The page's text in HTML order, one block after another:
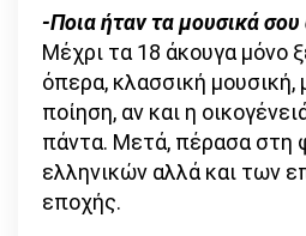
-Ποια ήταν τα μουσικά
Μέχρι τα 18 άκουγα μόνο
όπερα, κλασσική μουσική,
ποίηση, αν και η
πάντα. Μετά, πέρασα στη
ελληνικών αλλά και των
εποχής.